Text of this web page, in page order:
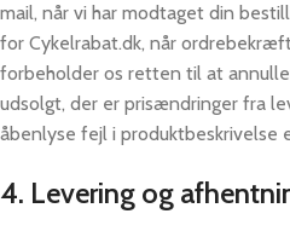
mail, når vi har modtaget din
for Cykelrabat.dk, når
forbeholder os retten til at
udsolgt, der er prisændringer fra
åbenlyse fejl i produktbeskrivelse
4. Levering og